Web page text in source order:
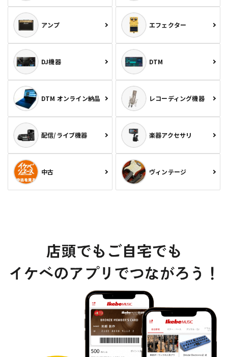
アンプ エフェクター
DJ機器 DTM
DTM オンライン納品 レコーディング機器
配信/ライブ機器 楽器アクセサリ
中古 ヴィンテージ